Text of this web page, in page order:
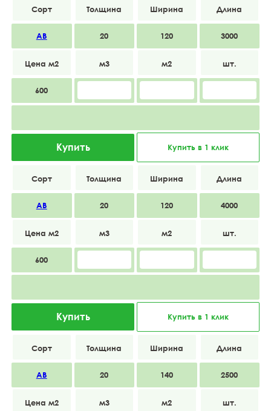
АВ 20 120 3000
600
Купить Купить в 1 клик
АВ 20 120 4000
600
Купить Купить в 1 клик
АВ 20 140 2500